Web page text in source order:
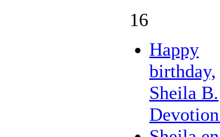
16
Happy
birthday,
Sheila B.